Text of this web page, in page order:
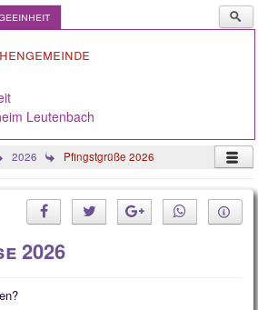
...
Leutenbach
2026 Pfingstgrüße 2026
2026